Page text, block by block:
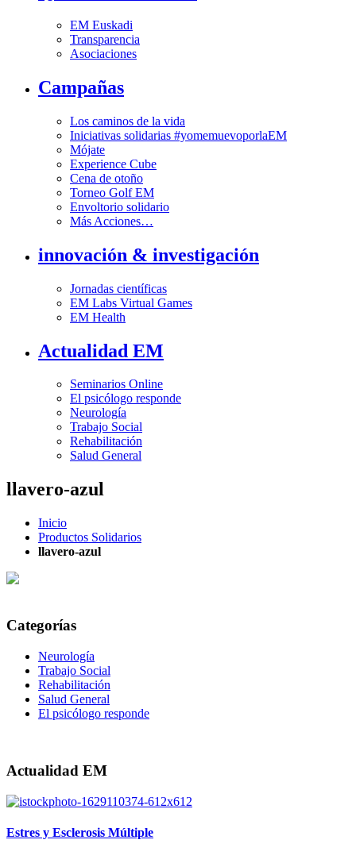
EM Euskadi
Transparencia
Asociaciones
Campañas
Los caminos de la vida
Iniciativas solidarias #yomemuevoporlaEM
Mójate
Experience Cube
Cena de otoño
Torneo Golf EM
Envoltorio solidario
Más Acciones…
innovación & investigación
Jornadas científicas
EM Labs Virtual Games
EM Health
Actualidad EM
Seminarios Online
El psicólogo responde
Neurología
Trabajo Social
Rehabilitación
Salud General
llavero-azul
Inicio
Productos Solidarios
llavero-azul
Categorías
Neurología
Trabajo Social
Rehabilitación
Salud General
El psicólogo responde
Actualidad EM
Estres y Esclerosis Múltiple